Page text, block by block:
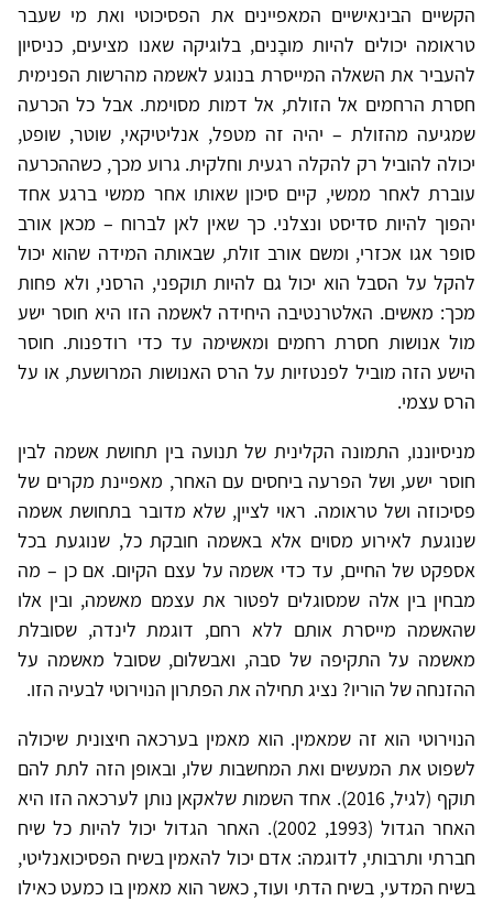
הקשיים הבינאישיים המאפיינים את הפסיכוטי ואת מי שעבר
טראומה יכולים להיות מובָנים, בלוגיקה שאנו מציעים, כניסיון
להעביר את השאלה המייסרת בנוגע לאשמה מהרשות הפנימית
חסרת הרחמים אל הזולת, אל דמות מסוימת. אבל כל הכרעה
שמגיעה מהזולת – יהיה זה מטפל, אנליטיקאי, שוטר, שופט,
יכולה להוביל רק להקלה רגעית וחלקית. גרוע מכך, כשההכרעה
עוברת לאחר ממשי, קיים סיכון שאותו אחר ממשי ברגע אחד
יהפוך להיות סדיסט ונצלני. כך שאין לאן לברוח – מכאן אורב
סופר אגו אכזרי, ומשם אורב זולת, שבאותה המידה שהוא יכול
להקל על הסבל הוא יכול גם להיות תוקפני, הרסני, ולא פחות
מכך: מאשים. האלטרנטיבה היחידה לאשמה הזו היא חוסר ישע
מול אנושות חסרת רחמים ומאשימה עד כדי רודפנות. חוסר
הישע הזה מוביל לפנטזיות על הרס האנושות המרושעת, או על
הרס עצמי.
מניסיוננו, התמונה הקלינית של תנועה בין תחושת אשמה לבין
חוסר ישע, ושל הפרעה ביחסים עם האחר, מאפיינת מקרים של
פסיכוזה ושל טראומה. ראוי לציין, שלא מדובר בתחושת אשמה
שנוגעת לאירוע מסוים אלא באשמה חובקת כל, שנוגעת בכל
אספקט של החיים, עד כדי אשמה על עצם הקיום. אם כן – מה
מבחין בין אלה שמסוגלים לפטור את עצמם מאשמה, ובין אלו
שהאשמה מייסרת אותם ללא רחם, דוגמת לינדה, שסובלת
מאשמה על התקיפה של סבה, ואבשלום, שסובל מאשמה על
ההזנחה של הוריו? נציג תחילה את הפתרון הנוירוטי לבעיה הזו.
הנוירוטי הוא זה שמאמין. הוא מאמין בערכאה חיצונית שיכולה
לשפוט את המעשים ואת המחשבות שלו, ובאופן הזה לתת להם
תוקף (לגיל, 2016). אחד השמות שלאקאן נותן לערכאה הזו היא
האחר הגדול (1993, 2002). האחר הגדול יכול להיות כל שיח
חברתי ותרבותי, לדוגמה: אדם יכול להאמין בשיח הפסיכואנליטי,
בשיח המדעי, בשיח הדתי ועוד, כאשר הוא מאמין בו כמעט כאילו